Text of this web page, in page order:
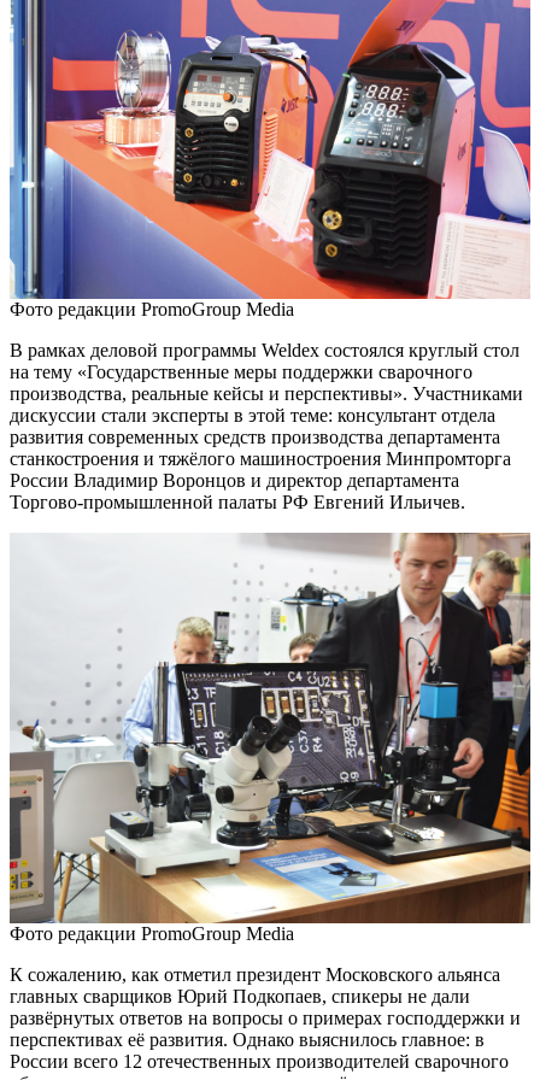
Фото редакции PromoGroup Media
В рамках деловой программы Weldex состоялся круглый стол
на тему «Государственные меры поддержки сварочного
производства, реальные кейсы и перспективы». Участниками
дискуссии стали эксперты в этой теме: консультант отдела
развития современных средств производства департамента
станкостроения и тяжёлого машиностроения Минпромторга
России Владимир Воронцов и директор департамента
Торгово-промышленной палаты РФ Евгений Ильичев.
Фото редакции PromoGroup Media
К сожалению, как отметил президент Московского альянса
главных сварщиков Юрий Подкопаев, спикеры не дали
развёрнутых ответов на вопросы о примерах господдержки и
перспективах её развития. Однако выяснилось главное: в
России всего 12 отечественных производителей сварочного